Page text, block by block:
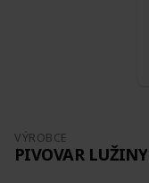
VÝROBCE
PIVOVAR LUŽINY